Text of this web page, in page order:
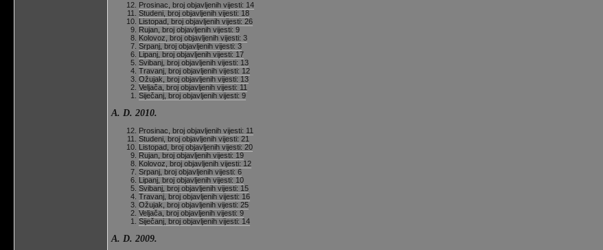
Prosinac, broj objavljenih vijesti: 14
Studeni, broj objavljenih vijesti: 18
Listopad, broj objavljenih vijesti: 26
Rujan, broj objavljenih vijesti: 9
Kolovoz, broj objavljenih vijesti: 3
Srpanj, broj objavljenih vijesti: 3
Lipanj, broj objavljenih vijesti: 17
Svibanj, broj objavljenih vijesti: 13
Travanj, broj objavljenih vijesti: 12
Ožujak, broj objavljenih vijesti: 13
Veljača, broj objavljenih vijesti: 11
Siječanj, broj objavljenih vijesti: 9
A. D. 2010.
Prosinac, broj objavljenih vijesti: 11
Studeni, broj objavljenih vijesti: 21
Listopad, broj objavljenih vijesti: 20
Rujan, broj objavljenih vijesti: 19
Kolovoz, broj objavljenih vijesti: 12
Srpanj, broj objavljenih vijesti: 6
Lipanj, broj objavljenih vijesti: 10
Svibanj, broj objavljenih vijesti: 15
Travanj, broj objavljenih vijesti: 16
Ožujak, broj objavljenih vijesti: 25
Veljača, broj objavljenih vijesti: 9
Siječanj, broj objavljenih vijesti: 14
A. D. 2009.